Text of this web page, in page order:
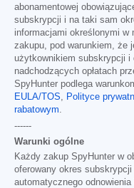
abonamentowej
subskrypcji i na taki sam
informacjami określonymi w
zakupu, pod warunkiem, że
użytkownikiem subskrypcji i
nadchodzących opłatach
SpyHunter podlega
EULA/TOS, Polityce
rabatowym.
------
Warunki ogólne
Każdy zakup SpyHunter w
oferowany okres
automatycznego